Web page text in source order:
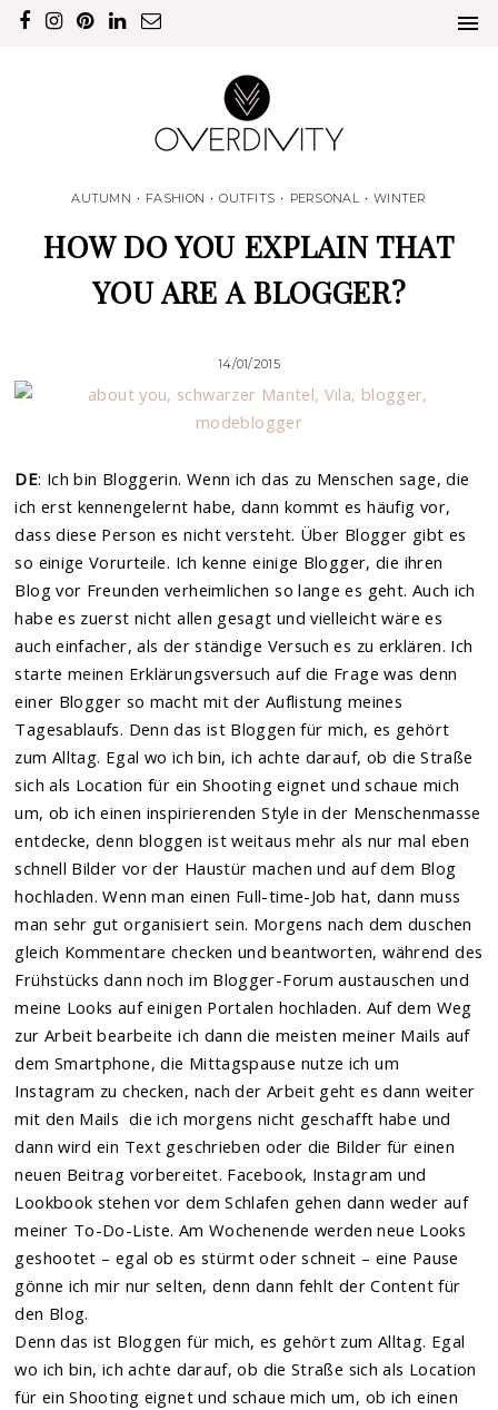
AUTUMN • FASHION • OUTFITS • PERSONAL • WINTER
HOW DO YOU EXPLAIN THAT
YOU ARE A BLOGGER?
14/01/2015
DE: Ich bin Bloggerin. Wenn ich das zu Menschen sage, die
ich erst kennengelernt habe, dann kommt es häufig vor,
dass diese Person es nicht versteht. Über Blogger gibt es
so einige Vorurteile. Ich kenne einige Blogger, die ihren
Blog vor Freunden verheimlichen so lange es geht. Auch ich
habe es zuerst nicht allen gesagt und vielleicht wäre es
auch einfacher, als der ständige Versuch es zu erklären. Ich
starte meinen Erklärungsversuch auf die Frage was denn
einer Blogger so macht mit der Auflistung meines
Tagesablaufs. Denn das ist Bloggen für mich, es gehört
zum Alltag. Egal wo ich bin, ich achte darauf, ob die Straße
sich als Location für ein Shooting eignet und schaue mich
um, ob ich einen inspirierenden Style in der Menschenmasse
entdecke, denn bloggen ist weitaus mehr als nur mal eben
schnell Bilder vor der Haustür machen und auf dem Blog
hochladen. Wenn man einen Full-time-Job hat, dann muss
man sehr gut organisiert sein. Morgens nach dem duschen
gleich Kommentare checken und beantworten, während des
Frühstücks dann noch im Blogger-Forum austauschen und
meine Looks auf einigen Portalen hochladen. Auf dem Weg
zur Arbeit bearbeite ich dann die meisten meiner Mails auf
dem Smartphone, die Mittagspause nutze ich um
Instagram zu checken, nach der Arbeit geht es dann weiter
mit den Mails die ich morgens nicht geschafft habe und
dann wird ein Text geschrieben oder die Bilder für einen
neuen Beitrag vorbereitet. Facebook, Instagram und
Lookbook stehen vor dem Schlafen gehen dann weder auf
meiner To-Do-Liste. Am Wochenende werden neue Looks
geshootet – egal ob es stürmt oder schneit – eine Pause
gönne ich mir nur selten, denn dann fehlt der Content für
den Blog.
Denn das ist Bloggen für mich, es gehört zum Alltag. Egal
wo ich bin, ich achte darauf, ob die Straße sich als Location
für ein Shooting eignet und schaue mich um, ob ich einen